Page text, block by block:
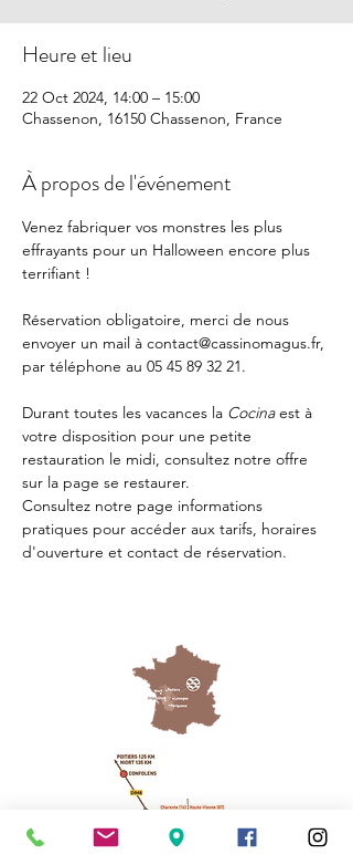
Heure et lieu
22 Oct 2024, 14:00 – 15:00
Chassenon, 16150 Chassenon, France
À propos de l'événement
Venez fabriquer vos monstres les plus
effrayants pour un Halloween encore plus
terrifiant !
Réservation obligatoire, merci de nous
envoyer un mail à contact@cassinomagus.fr,
par téléphone au 05 45 89 32 21.
Durant toutes les vacances la Cocina est à
votre disposition pour une petite
restauration le midi, consultez notre offre
sur la page se restaurer.
Consultez notre page informations
pratiques pour accéder aux tarifs, horaires
d'ouverture et contact de réservation.